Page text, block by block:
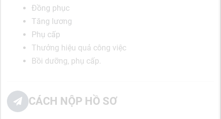
Đồng phục
Tăng lương
Phụ cấp
Thưởng hiệu quả công việc
Bồi dưỡng, phụ cấp.
CÁCH NỘP HỒ SƠ